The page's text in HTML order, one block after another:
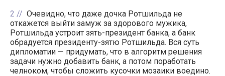
2
Очевидно, что даже дочка Ротшильда не
откажется выйти замуж за здорового мужика,
Ротшильда устроит зять-президент банка, а банк
обрадуется президенту-зятю Ротшильда. Вся суть
дипломатии — придумать, что в алгоритм решения
задачи нужно добавить банк, а потом поработать
челноком, чтобы сложить кусочки мозаики воедино.